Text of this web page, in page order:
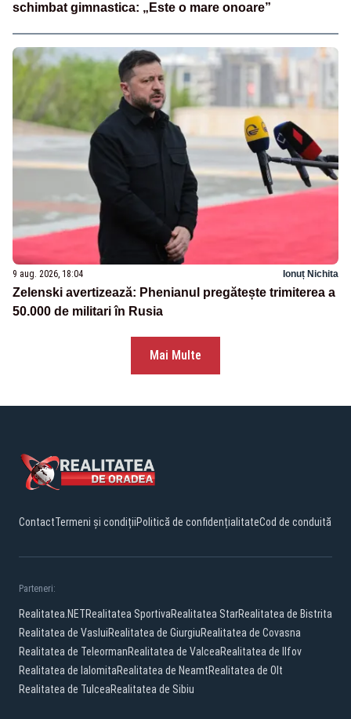
schimbat gimnastica: „Este o mare onoare”
9 aug. 2026, 18:04 Ionuț Nichita
Zelenski avertizează: Phenianul pregătește trimiterea a
50.000 de militari în Rusia
Mai Multe
ContactTermeni și condițiiPolitică de confidențialitateCod de conduită
Parteneri:
Realitatea.NETRealitatea SportivaRealitatea StarRealitatea de Bistrita
Realitatea de VasluiRealitatea de GiurgiuRealitatea de Covasna
Realitatea de TeleormanRealitatea de ValceaRealitatea de Ilfov
Realitatea de IalomitaRealitatea de NeamtRealitatea de Olt
Realitatea de TulceaRealitatea de Sibiu